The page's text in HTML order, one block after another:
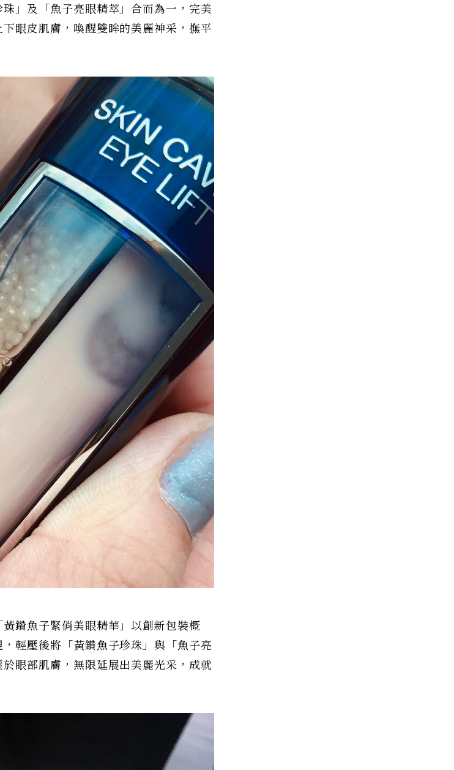
」及「魚子亮眼精萃」合而為一，完美
眼皮肌膚，喚醒雙眸的美麗神采，撫平
鑽魚子緊俏美眼精華」以創新包裝概
輕壓後將「黃鑽魚子珍珠」與「魚子亮
眼部肌膚，無限延展出美麗光采，成就